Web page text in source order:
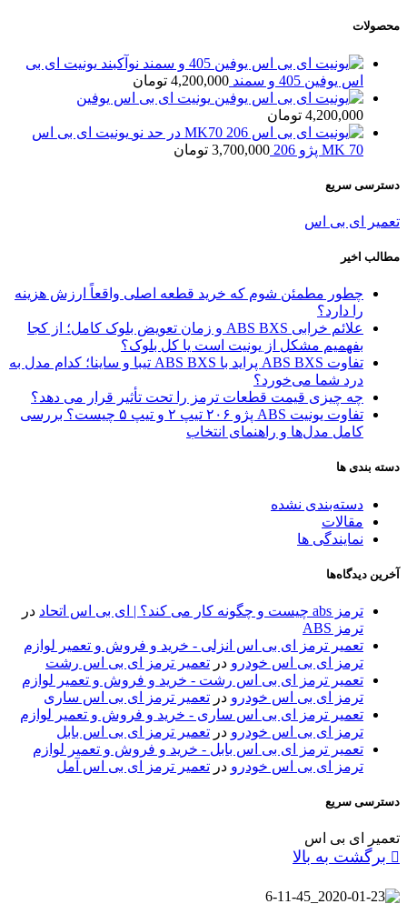
محصولات
یونیت ای بی
اس یوفین 405 و سمند
4,200,000 تومان
یونیت ای بی اس یوفین
4,200,000 تومان
یونیت ای بی اس
MK 70 پژو 206
3,700,000 تومان
دسترسی سریع
تعمیر ای بی اس
مطالب اخیر
چطور مطمئن شوم که خرید قطعه اصلی واقعاً ارزش هزینه
را دارد؟
علائم خرابی ABS BXS و زمان تعویض بلوک کامل؛ از کجا
بفهمیم مشکل از یونیت است یا کل بلوک؟
تفاوت ABS BXS پراید با ABS BXS تیبا و ساینا؛ کدام مدل به
درد شما می‌خورد؟
چه چیزی قیمت قطعات ترمز را تحت تأثیر قرار می دهد؟
تفاوت یونیت ABS پژو ۲۰۶ تیپ ۲ و تیپ ۵ چیست؟ بررسی
کامل مدل‌ها و راهنمای انتخاب
دسته بندی ها
دسته‌بندی نشده
مقالات
نمایندگی ها
آخرین دیدگاه‌ها
ترمز abs چیست و چگونه کار می کند؟ | ای بی اس اتحاد
در
ترمز ABS
تعمیر ترمز ای بی اس انزلی - خرید و فروش و تعمیر لوازم
ترمز ای بی اس خودرو در تعمیر ترمز ای بی اس رشت
تعمیر ترمز ای بی اس رشت - خرید و فروش و تعمیر لوازم
ترمز ای بی اس خودرو در تعمیر ترمز ای بی اس ساری
تعمیر ترمز ای بی اس ساری - خرید و فروش و تعمیر لوازم
ترمز ای بی اس خودرو در تعمیر ترمز ای بی اس بابل
تعمیر ترمز ای بی اس بابل - خرید و فروش و تعمیر لوازم
ترمز ای بی اس خودرو در تعمیر ترمز ای بی اس آمل
دسترسی سریع
تعمیر ای بی اس
برگشت به بالا